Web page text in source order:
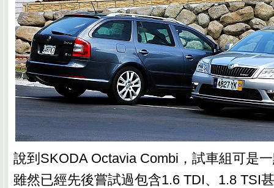
說到SKODA Octavia Combi，試車組可是
雖然已經先後嘗試過包含1.6 TDI、1.8 TSI